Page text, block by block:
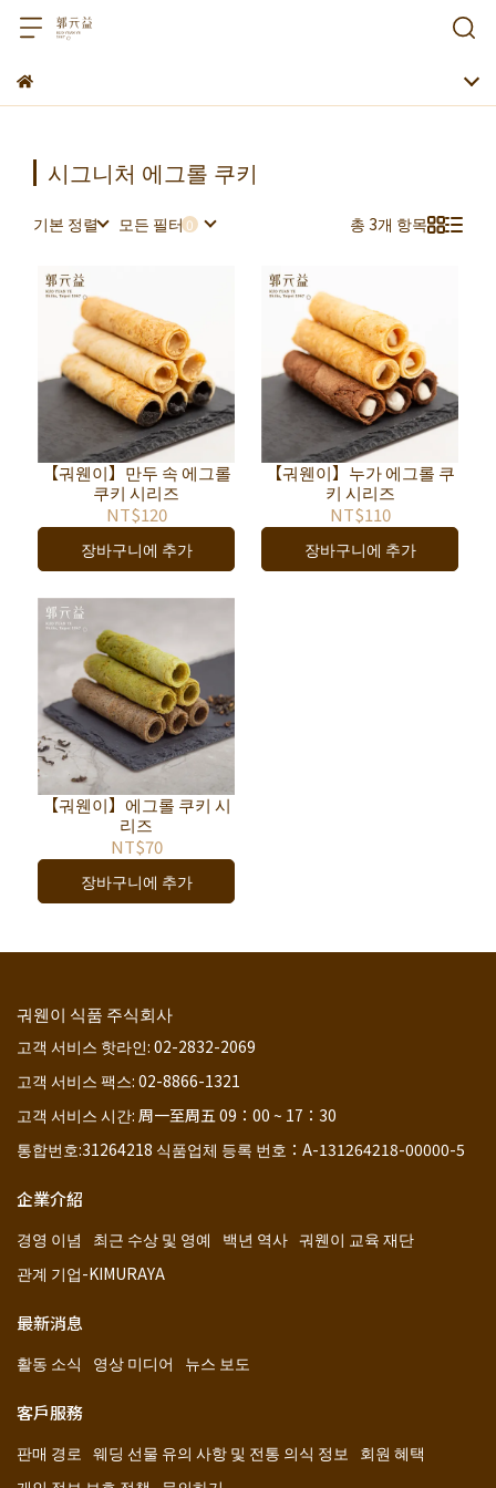
시그니처 에그롤 쿠키
기본 정렬 모든 필터 총 3개 항목
【궈웬이】만두 속 에그롤
쿠키 시리즈
NT$120
장바구니에 추가
【궈웬이】누가 에그롤 쿠
키 시리즈
NT$110
장바구니에 추가
【궈웬이】에그롤 쿠키 시
리즈
NT$70
장바구니에 추가
궈웬이 식품 주식회사
고객 서비스 핫라인: 02-2832-2069
고객 서비스 팩스: 02-8866-1321
고객 서비스 시간: 周一至周五 09：00 ~ 17：30
통합번호:31264218 식품업체 등록 번호：A-131264218-00000-5
企業介紹
경영 이념 최근 수상 및 영예 백년 역사 궈웬이 교육 재단
관계 기업-KIMURAYA
最新消息
활동 소식 영상 미디어 뉴스 보도
客戶服務
판매 경로 웨딩 선물 유의 사항 및 전통 의식 정보 회원 혜택